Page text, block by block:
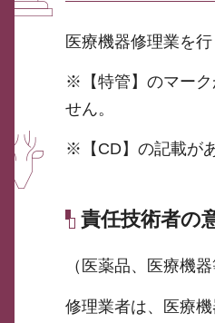
医療機器修理業を
※【特管】のマーク
せん。
※【CD】の記載が
責任技術者の
（医薬品、医療機
修理業者は、医療